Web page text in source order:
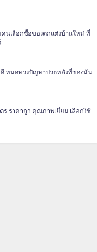
คนเลือกซื้อของตกแต่งบ้านใหม่ ที่
หมดห่วงปัญหาปวดหลังที่ของมัน
ร ราคาถูก คุณภาพเยี่ยม เลือกใช้